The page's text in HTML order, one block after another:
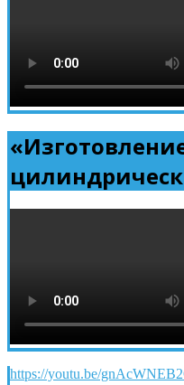
https://youtu.be/